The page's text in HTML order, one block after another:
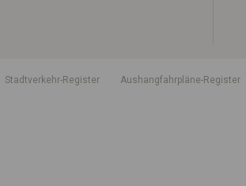
Stadtverkehr-Register Aushangfahrpläne-Register